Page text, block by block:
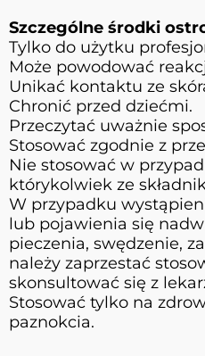
Szczególne środki
Tylko do użytku
Może powodować
Unikać kontaktu ze
Chronić przed dziećmi.
Przeczytać uważnie
Stosować zgodnie z
Nie stosować w
którykolwiek ze
W przypadku
lub pojawienia się
pieczenia, swędzenie,
należy zaprzestać
skonsultować się z
Stosować tylko na
paznokcia.